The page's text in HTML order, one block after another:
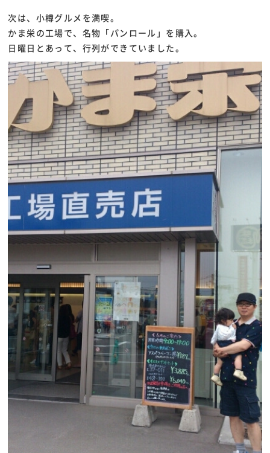
次は、小樽グルメを満喫。
かま栄の工場で、名物「パンロール」を購入。
日曜日とあって、行列ができていました。